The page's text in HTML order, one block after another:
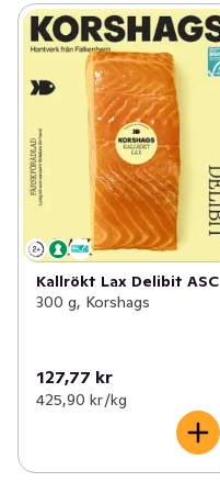
Kallrökt Lax Delibit ASC
300 g, Korshags
127,77 kr
425,90 kr /kg